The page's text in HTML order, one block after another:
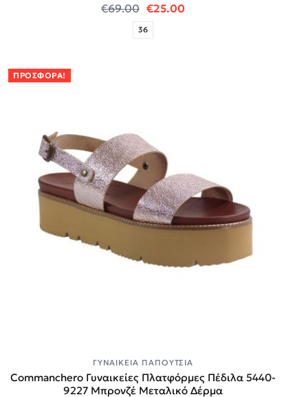
€69.00 Original price was: €69.00.
€25.00Η τρέχουσα τιμή
36
ΠΡΟΣΦΟΡΆ!
ΓΥΝΑΙΚΕΊΑ ΠΑΠΟΎΤΣΙΑ
Commanchero Γυναικείες Πλατφόρμες Πέδιλα 5440-
9227 Mπρονζέ Μεταλικό Δέρμα